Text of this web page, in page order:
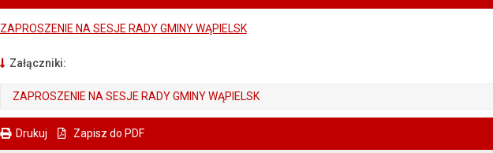
ZAPROSZENIE NA SESJE RADY GMINY WĄPIELSK
Załączniki:
ZAPROSZENIE NA SESJE RADY GMINY WĄPIELSK
Drukuj Zapisz do PDF